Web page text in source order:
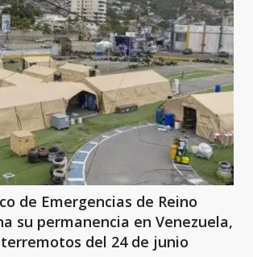
de Emergencias de Reino
su permanencia en Venezuela,
del 24 de junio